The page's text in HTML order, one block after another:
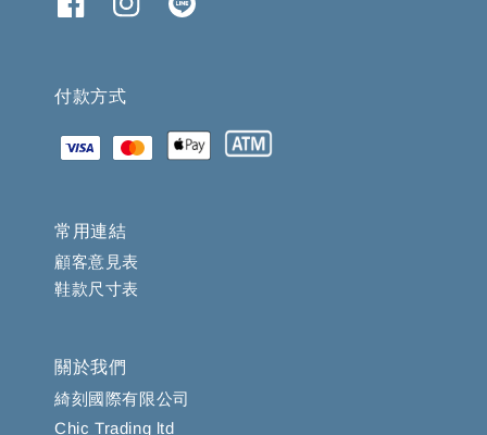
付款方式
常用連結
顧客意見表
鞋款尺寸表
關於我們
綺刻國際有限公司
Chic Trading ltd